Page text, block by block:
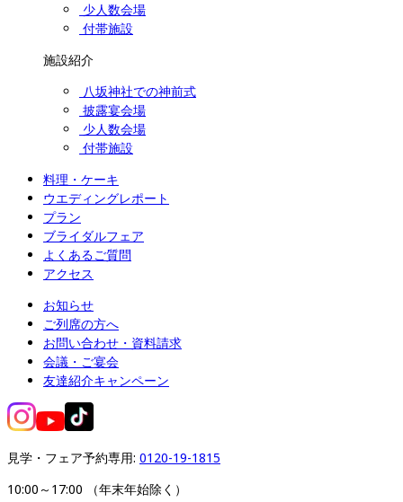
少人数会場
付帯施設
施設紹介
八坂神社での神前式
披露宴会場
少人数会場
付帯施設
料理・ケーキ
ウエディングレポート
プラン
ブライダルフェア
よくあるご質問
アクセス
お知らせ
ご列席の方へ
お問い合わせ・資料請求
会議・ご宴会
友達紹介キャンペーン
見学・フェア予約専用: 0120-19-1815
10:00～17:00 （年末年始除く）